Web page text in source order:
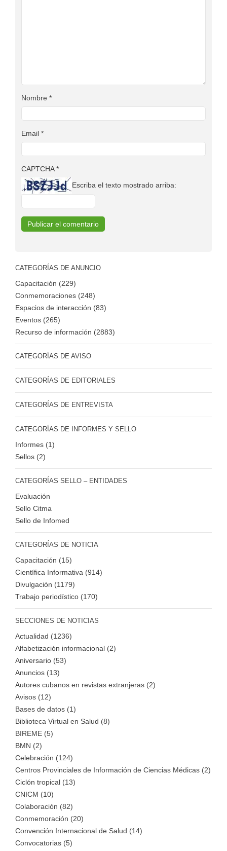
Nombre *
Email *
CAPTCHA*
Escriba el texto mostrado arriba:
CATEGORÍAS DE ANUNCIO
Capacitación (229)
Conmemoraciones (248)
Espacios de interacción (83)
Eventos (265)
Recurso de información (2883)
CATEGORÍAS DE AVISO
CATEGORÍAS DE EDITORIALES
CATEGORÍAS DE ENTREVISTA
CATEGORÍAS DE INFORMES Y SELLO
Informes (1)
Sellos (2)
CATEGORÍAS SELLO – ENTIDADES
Evaluación
Sello Citma
Sello de Infomed
CATEGORÍAS DE NOTICIA
Capacitación (15)
Científica Informativa (914)
Divulgación (1179)
Trabajo periodístico (170)
SECCIONES DE NOTICIAS
Actualidad (1236)
Alfabetización informacional (2)
Aniversario (53)
Anuncios (13)
Autores cubanos en revistas extranjeras (2)
Avisos (12)
Bases de datos (1)
Biblioteca Virtual en Salud (8)
BIREME (5)
BMN (2)
Celebración (124)
Centros Provinciales de Información de Ciencias Médicas (2)
Ciclón tropical (13)
CNICM (10)
Colaboración (82)
Conmemoración (20)
Convención Internacional de Salud (14)
Convocatorias (5)